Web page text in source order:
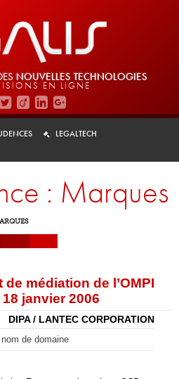
NOUVELLES TECHNOLOGIES
EN LIGNE
LEGALTECH
: Marques
de médiation de l’OMPI
janvier 2006
DIPA / LANTEC CORPORATION
de domaine